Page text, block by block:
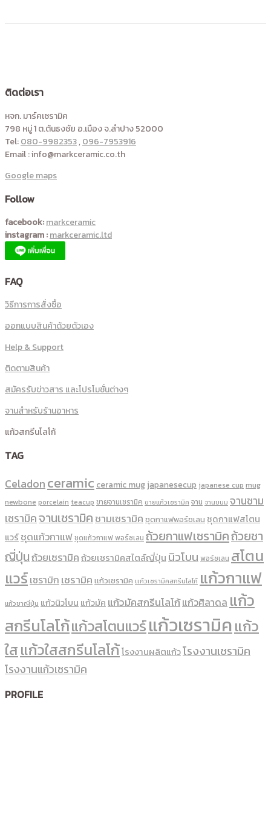
ติดต่อเรา
หจก. มาร์คเซรามิค
798 หมู่ 1 ต.ต้นธงชัย อ.เมือง จ.ลำปาง 52000
Tel:080-9982353,096-7953916
Email : info@markceramic.co.th
Google maps
Follow
facebook:markceramic
instagram :markceramic.ltd
FAQ
วิธีการการสั่งซื้อ
ออกแบบสินค้าด้วยตัวเอง
Help & Support
ติดตามสินค้า
สมัครรับข่าวสาร และโปรโมชั่นต่างๆ
จานสำหรับร้านอาหาร
แก้วสกรีนโลโก้
TAG
Celadonceramic ceramic mug japanesecup japanese cup mug
newbone porcelain teacup ขายจานเซรามิค ขายแก้วเซรามิค จาน จานขนม จานชาม
เซรามิคจานเซรามิคชามเซรามิค ชุดกาแฟพอร์ชเลน ชุดกาแฟสโตน
แวร์ชุดแก้วกาแฟชุดแก้วกาแฟ พอร์ซเลน ถ้วยกาแฟเซรามิคถ้วยชา
ญี่ปุ่นถ้วยเซรามิคถ้วยเซรามิคสไตล์ญี่ปุ่น นิวโบน พอร์ซเลน สโตน
แวร์เซรามิก เซรามิค เเก้วเซรามิค เเก้วเซรามิคสกรีนโลโก้ แก้วกาแฟ
แก้วชาญี่ปุ่น แก้วนิวโบน แก้วมัค แก้วมัคสกรีนโลโก้แก้วศิลาดล แก้ว
สกรีนโลโก้แก้วสโตนแวร์แก้วเซรามิคแก้ว
ใสแก้วใสสกรีนโลโก้โรงงานผลิตแก้วโรงงานเซรามิค
โรงงานแก้วเซรามิค
PROFILE